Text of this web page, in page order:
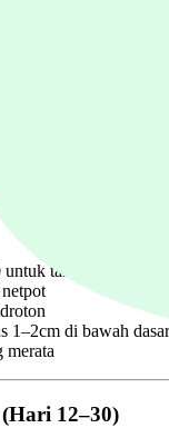
4. Jika sudah
penuh, daun
rockwool
tanaman muda
di bawah
merata
12–30)